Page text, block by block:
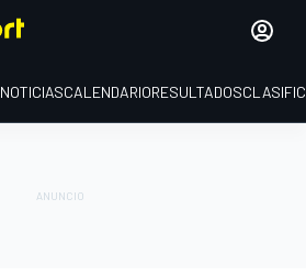
NOTICIASCALENDARIORESULTADOS